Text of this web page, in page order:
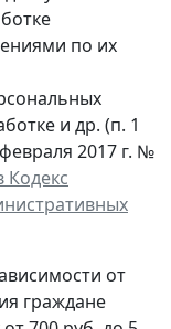
по их
и др. (п. 1
2017 г. №
от
граждане